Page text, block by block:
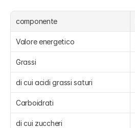
componente
Valore energetico
Grassi
di cui acidi grassi saturi
Carboidrati
di cui zuccheri